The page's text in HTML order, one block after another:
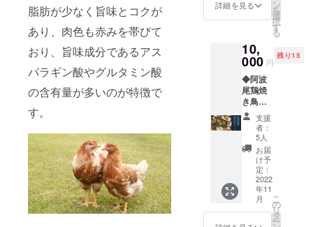
脂肪が少なく旨味とコクが
あり、肉色も赤みを帯びて
おり、旨味成分であるアス
パラギン酸やグルタミン酸
の含有量が多いのが特徴で
す。
県産）
示】
鶏肉 ◆
商品
名：阿
波尾鶏
むね切
り身
【原材
料名】
鶏もも
肉（徳
島県
産）
【アレ
ルギー
波尾鶏
名】鶏
もも肉
（徳島
県産）
【アレ
ルギー
表
示】
鶏肉 ※
冷凍便
にて発
送いた
しま
す。
本、塩
胡椒２
商品
名：阿
波尾鶏
ももス
テーキ
【原材
料名】
鶏もも
肉（徳
島県
産）
【アレ
ルギー
示】
鶏肉 ◆
詳細を見る ン
を
選
択
す
る
10,
000 円
残り15
◆阿波
尾鶏焼
き鳥
セット
【阿波
尾鶏も
も串
（４０
ｇ×４
本）×３
袋、阿
波尾鶏
ねぎま
串
支援
者：
5人
お届
け予
定：
2022
年11
月
こ
の
リ
タ
ー